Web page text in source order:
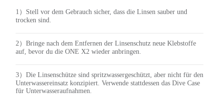
1）Stell vor dem Gebrauch sicher, dass die Linsen sauber und
trocken sind.
2）Bringe nach dem Entfernen der Linsenschutz neue Klebstoffe
auf, bevor du die ONE X2 wieder anbringen.
3）Die Linsenschütze sind spritzwassergeschützt, aber nicht für den
Unterwassereinsatz konzipiert. Verwende stattdessen das Dive Case
für Unterwasseraufnahmen.